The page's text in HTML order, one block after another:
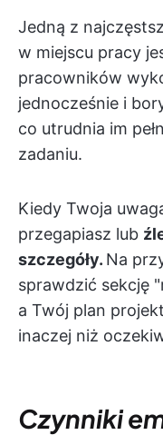
Jedną z
w miejscu pracy
pracowników
jednocześnie i
co utrudnia im
zadaniu.
Kiedy Twoja
przegapiasz lub
szczegóły. Na
sprawdzić sekcję
a Twój plan
inaczej niż
Czynniki